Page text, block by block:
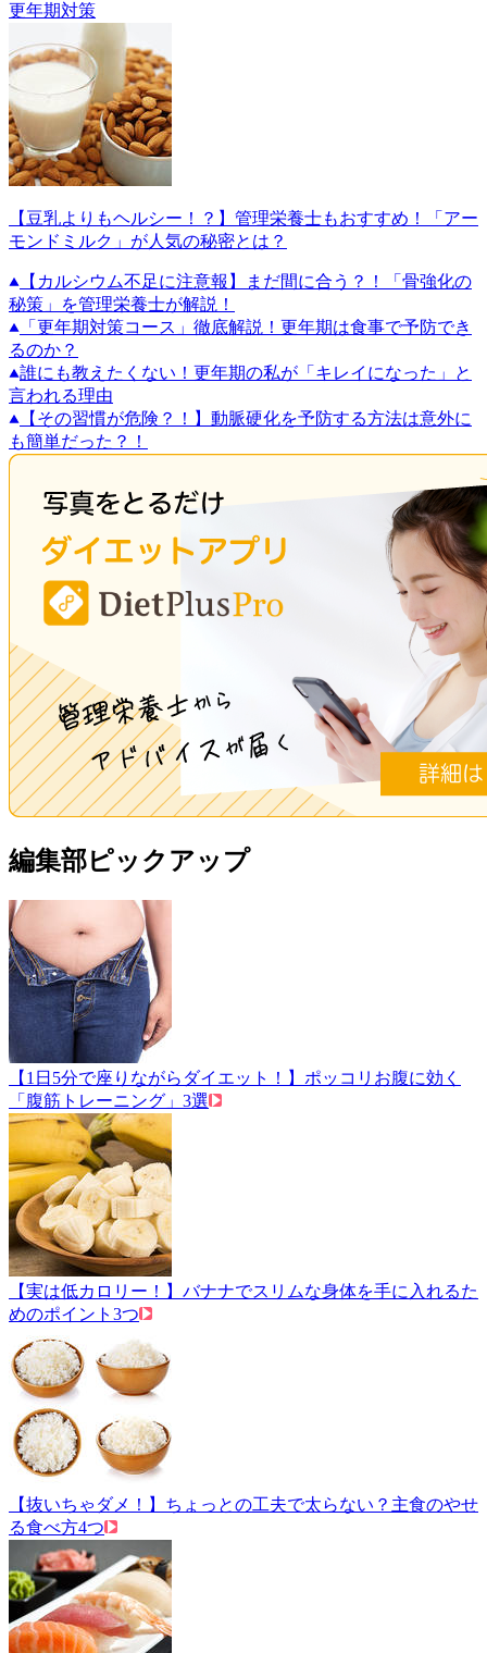
更年期対策
【豆乳よりもヘルシー！？】管理栄養士もおすすめ！「アー
モンドミルク」が人気の秘密とは？
【カルシウム不足に注意報】まだ間に合う？！「骨強化の
秘策」を管理栄養士が解説！
「更年期対策コース」徹底解説！更年期は食事で予防でき
るのか？
誰にも教えたくない！更年期の私が「キレイになった」と
言われる理由
【その習慣が危険？！】動脈硬化を予防する方法は意外に
も簡単だった？！
編集部ピックアップ
【1日5分で座りながらダイエット！】ポッコリお腹に効く
「腹筋トレーニング」3選
【実は低カロリー！】バナナでスリムな身体を手に入れるた
めのポイント3つ
【抜いちゃダメ！】ちょっとの工夫で太らない？主食のやせ
る食べ方4つ